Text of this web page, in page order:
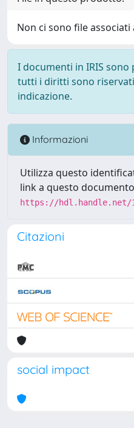
Non ci sono file
I documenti in IRIS
tutti i diritti sono
indicazione.
Informazioni
Utilizza questo
link a questo
https://hdl.handle.net/
Citazioni
social impact